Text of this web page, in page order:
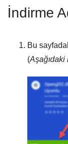
İndirme
Bu
(